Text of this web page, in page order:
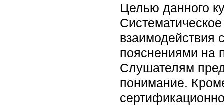
Целью данного
взаимодействия
пояснениями на
Слушателям
понимание.